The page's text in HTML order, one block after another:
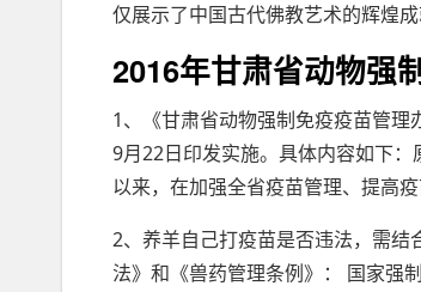
仅展示了中国古代佛教艺术的辉煌
2016年甘肃省动物强
1、《甘肃省动物强制免疫疫苗管
9月22日印发实施。具体内容如下
以来，在加强全省疫苗管理、提高
2、养羊自己打疫苗是否违法，需
法》和《兽药管理条例》： 国家强